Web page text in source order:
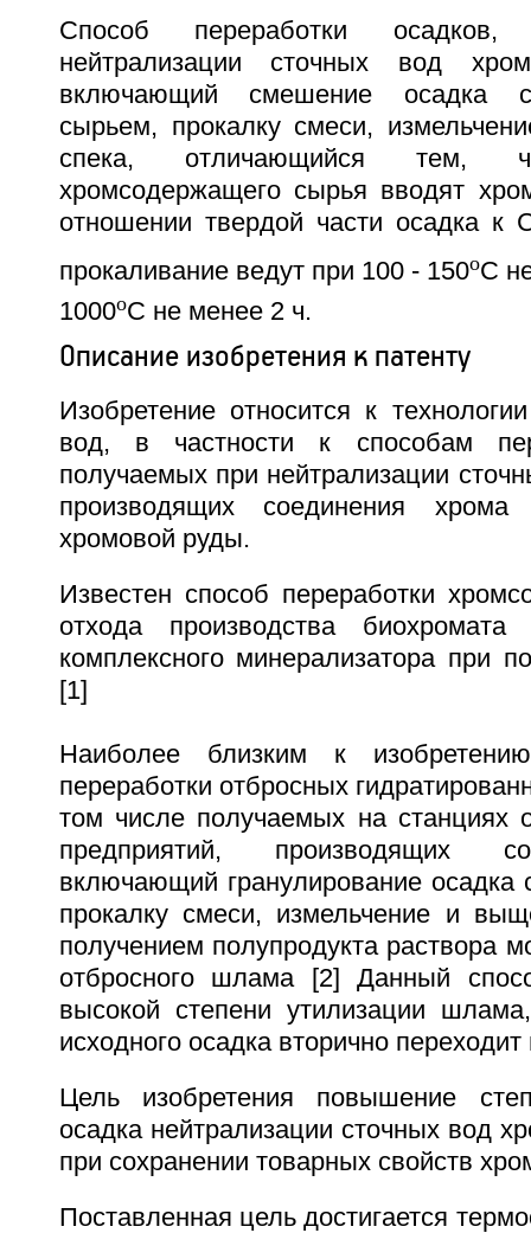
Способ переработки
нейтрализации сточных вод
включающий смешение осадка
сырьем, прокалку смеси,
спека, отличающийся тем,
хромсодержащего сырья вводят
отношении твердой части осадка к
прокаливание ведут при 100 - 150oС
1000oС не менее 2 ч.
Описание изобретения к патенту
Изобретение относится к
вод, в частности к способам
получаемых при нейтрализации
производящих соединения хрома
хромовой руды.
Известен способ переработки
отхода производства
комплексного минерализатора при
[1]
Наиболее близким к
переработки отбросных
том числе получаемых на станциях
предприятий, производящих
включающий гранулирование осадка
прокалку смеси, измельчение и
получением полупродукта раствора
отбросного шлама [2] Данный
высокой степени утилизации
исходного осадка вторично
Цель изобретения повышение
осадка нейтрализации сточных вод
при сохранении товарных свойств
Поставленная цель достигается